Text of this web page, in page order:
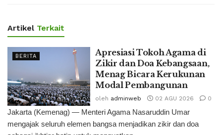
Artikel Terkait
BERITA
Apresiasi Tokoh Agama di
Zikir dan Doa Kebangsaan,
Menag Bicara Kerukunan
Modal Pembangunan
oleh adminweb 02 AGU 2026 0
Jakarta (Kemenag) — Menteri Agama Nasaruddin Umar
mengajak seluruh elemen bangsa menjadikan zikir dan doa